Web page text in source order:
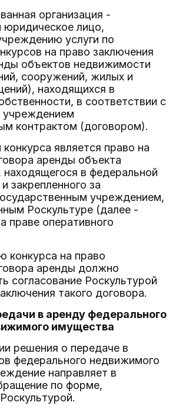
организация -
юридическое лицо,
услуги по
на право заключения
объектов недвижимости
сооружений, жилых и
находящихся в
в соответствии с
учреждением
контрактом (договором).
является право на
аренды объекта
в федеральной
закрепленного за
учреждением,
Роскультуре (далее -
праве оперативного
конкурса на право
аренды должно
согласование Роскультурой
такого договора.
в аренду федерального
имущества
решения о передаче в
федерального недвижимого
направляет в
по форме,